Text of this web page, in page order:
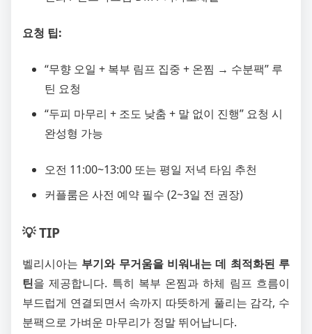
요청 팁:
“무향 오일 + 복부 림프 집중 + 온찜 → 수분팩” 루
틴 요청
“두피 마무리 + 조도 낮춤 + 말 없이 진행” 요청 시
완성형 가능
오전 11:00~13:00 또는 평일 저녁 타임 추천
커플룸은 사전 예약 필수 (2~3일 전 권장)
💡 TIP
벨리시아는 부기와 무거움을 비워내는 데 최적화된 루
틴을 제공합니다. 특히 복부 온찜과 하체 림프 흐름이
부드럽게 연결되면서 속까지 따뜻하게 풀리는 감각, 수
분팩으로 가벼운 마무리가 정말 뛰어납니다.